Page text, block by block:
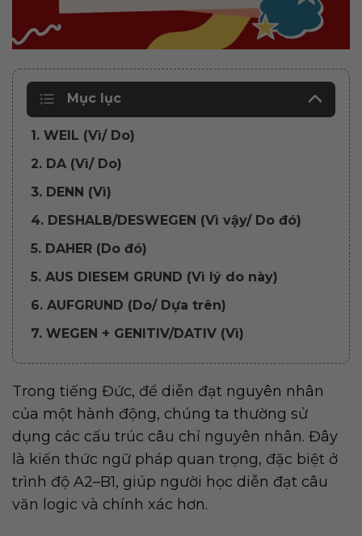
Mục lục
1. WEIL (Vì/ Do)
2. DA (Vì/ Do)
3. DENN (Vì)
4. DESHALB/DESWEGEN (Vì vậy/ Do đó)
5. DAHER (Do đó)
5. AUS DIESEM GRUND (Vì lý do này)
6. AUFGRUND (Do/ Dựa trên)
7. WEGEN + GENITIV/DATIV (Vì)
Trong tiếng Đức, để diễn đạt nguyên nhân
của một hành động, chúng ta thường sử
dụng các cấu trúc câu chỉ nguyên nhân. Đây
là kiến thức ngữ pháp quan trọng, đặc biệt ở
trình độ A2–B1, giúp người học diễn đạt câu
văn logic và chính xác hơn.